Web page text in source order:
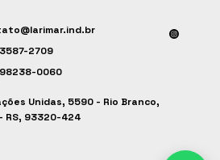
2709
0060
Unidas, 5590 - Rio Branco,
RS, 93320-424